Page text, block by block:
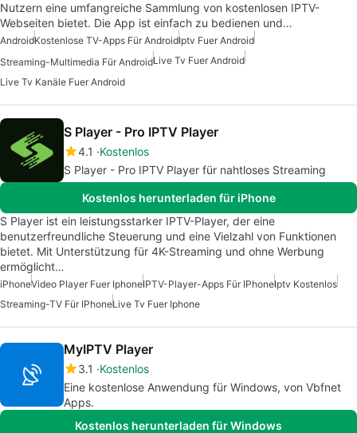
Nutzern eine umfangreiche Sammlung von kostenlosen IPTV-
Webseiten bietet. Die App ist einfach zu bedienen und…
AndroidKostenlose TV-Apps Für AndroidIptv Fuer Android
Streaming-Multimedia Für AndroidLive Tv Fuer Android
Live Tv Kanäle Fuer Android
S Player - Pro IPTV Player
4.1
Kostenlos
S Player - Pro IPTV Player für nahtloses Streaming
Kostenlos herunterladen für iPhone
S Player ist ein leistungsstarker IPTV-Player, der eine
benutzerfreundliche Steuerung und eine Vielzahl von Funktionen
bietet. Mit Unterstützung für 4K-Streaming und ohne Werbung
ermöglicht…
iPhoneVideo Player Fuer IphoneIPTV-Player-Apps Für IPhoneIptv Kostenlos
Streaming-TV Für IPhoneLive Tv Fuer Iphone
MyIPTV Player
3.1
Kostenlos
Eine kostenlose Anwendung für Windows, von Vbfnet
Apps.
Kostenlos herunterladen für Windows